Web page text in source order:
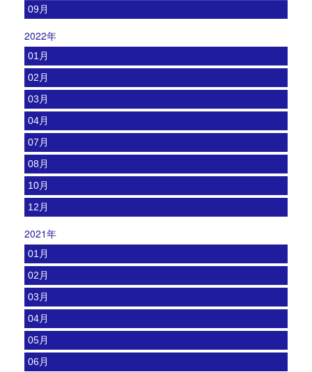
09月
2022年
01月
02月
03月
04月
07月
08月
10月
12月
2021年
01月
02月
03月
04月
05月
06月